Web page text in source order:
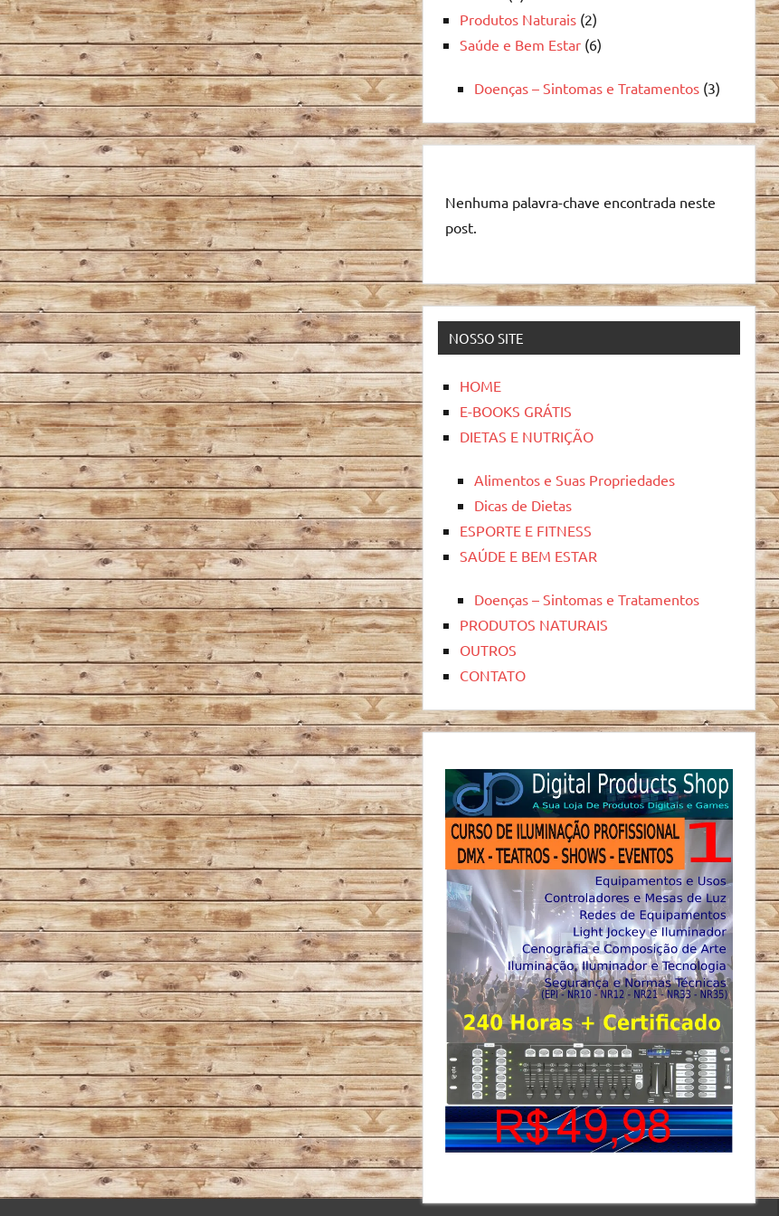
Produtos Naturais (2)
Saúde e Bem Estar (6)
Doenças – Sintomas e Tratamentos (3)
Nenhuma palavra-chave encontrada neste
post.
NOSSO SITE
HOME
E-BOOKS GRÁTIS
DIETAS E NUTRIÇÃO
Alimentos e Suas Propriedades
Dicas de Dietas
ESPORTE E FITNESS
SAÚDE E BEM ESTAR
Doenças – Sintomas e Tratamentos
PRODUTOS NATURAIS
OUTROS
CONTATO